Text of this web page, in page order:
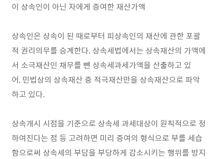
이 상속인이 아닌 자에게 증여한 재산가액
상속인은 상속이 된 때로부터 피상속인의 재산에 관한 포괄
적 권리의무를 승계한다. 상속세법에서는 상속재산의 가액에
서 소극재산인 채무를 뺀 상속세과세가액을 산출하고 있
어, 민법상의 상속재산 중 적극재산만을 상속재산으로 파악
하고 있다.
상속개시 시점을 기준으로 상속세 과세대상이 원칙적으로 정
하여진다는 점 등 고려하면 미리 증여의 형식으로 부를 세습
함으로써 상속세의 부담을 부당하게 감소시키는 행위를 방지